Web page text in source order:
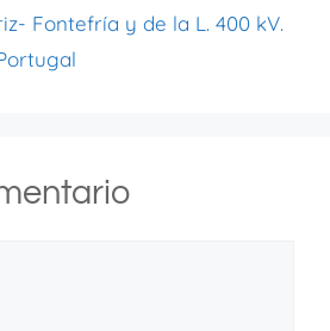
Fontefría y de la L. 400 kV.